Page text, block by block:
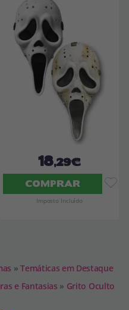
18,29€
COMPRAR
Imposto Incluído
» Temáticas em Destaque
e Fantasias » Grito Oculto